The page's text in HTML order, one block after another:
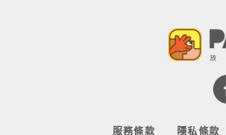
服務條款 隱私條款